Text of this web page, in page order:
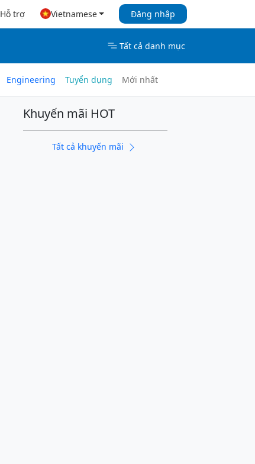
Hỗ trợ Vietnamese Đăng nhập
Tất cả danh mục
Engineering Tuyển dụng Mới nhất
Khuyến mãi HOT
Tất cả khuyến mãi